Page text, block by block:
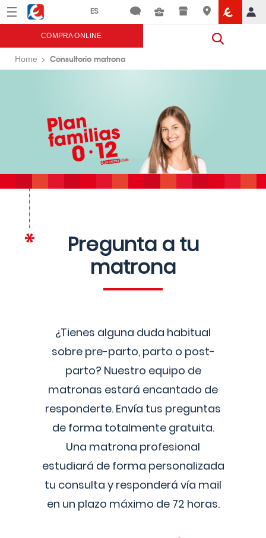
Menú Eroski
COMPRA ONLINE
Home Consultorio matrona
Pregunta a tu
matrona
¿Tienes alguna duda habitual
sobre pre-parto, parto o post-
parto? Nuestro equipo de
matronas estará encantado de
responderte. Envía tus preguntas
de forma totalmente gratuita.
Una matrona profesional
estudiará de forma personalizada
tu consulta y responderá vía mail
en un plazo máximo de 72 horas.